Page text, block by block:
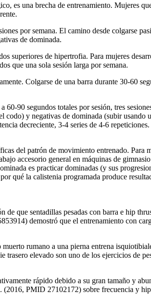
es una brecha de entrenamiento. Mujeres
por semana. El camino desde colgarse
de dominada.
superiores de hipertrofia. Para mujeres
que una sola sesión larga por semana.
Colgarse de una barra durante 30-60
90 segundos totales por sesión, tres
codo) y negativas de dominada (subir usando
decreciente, 3-4 series de 4-6
del patrón de movimiento entrenado. Para
accesorio general en máquinas de
es practicar dominadas (y sus
qué la calistenia programada produce
que sentadillas pesadas con barra e hip
demostró que el entrenamiento con
rumano a una pierna entrena
elevado son uno de los ejercicios de
rápido debido a su gran tamaño y
(2016, PMID 27102172) sobre frecuencia y